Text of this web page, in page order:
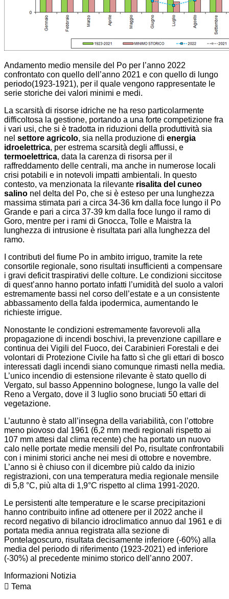
Andamento medio mensile del Po per l’anno 2022
confrontato con quello dell’anno 2021 e con quello di lungo
periodo(1923-1921), per il quale vengono rappresentate le
serie storiche dei valori minimi e medi.
La scarsità di risorse idriche ne ha reso particolarmente
difficoltosa la gestione, portando a una forte competizione fra
i vari usi, che si è tradotta in riduzioni della produttività sia
nel settore agricolo, sia nella produzione di energia
idroelettrica, per estrema scarsità degli afflussi, e
termoelettrica, data la carenza di risorsa per il
raffreddamento delle centrali, ma anche in numerose locali
crisi potabili e in notevoli impatti ambientali. In questo
contesto, va menzionata la rilevante risalita del cuneo
salino nel delta del Po, che si è esteso per una lunghezza
massima stimata pari a circa 34-36 km dalla foce lungo il Po
Grande e pari a circa 37-39 km dalla foce lungo il ramo di
Goro, mentre per i rami di Gnocca, Tolle e Maistra la
lunghezza di intrusione è risultata pari alla lunghezza del
ramo.
I contributi del fiume Po in ambito irriguo, tramite la rete
consortile regionale, sono risultati insufficienti a compensare
i gravi deficit traspirativi delle colture. Le condizioni siccitose
di quest’anno hanno portato infatti l’umidità del suolo a valori
estremamente bassi nel corso dell’estate e a un consistente
abbassamento della falda ipodermica, aumentando le
richieste irrigue.
Nonostante le condizioni estremamente favorevoli alla
propagazione di incendi boschivi, la prevenzione capillare e
continua dei Vigili del Fuoco, dei Carabinieri Forestali e dei
volontari di Protezione Civile ha fatto sì che gli ettari di bosco
interessati dagli incendi siano comunque rimasti nella media.
L’unico incendio di estensione rilevante è stato quello di
Vergato, sul basso Appennino bolognese, lungo la valle del
Reno a Vergato, dove il 3 luglio sono bruciati 50 ettari di
vegetazione.
L’autunno è stato all’insegna della variabilità, con l’ottobre
meno piovoso dal 1961 (6,2 mm medi regionali rispetto ai
107 mm attesi dal clima recente) che ha portato un nuovo
calo nelle portate medie mensili del Po, risultate confrontabili
con i minimi storici anche nei mesi di ottobre e novembre.
L’anno si è chiuso con il dicembre più caldo da inizio
registrazioni, con una temperatura media regionale mensile
di 5,8 °C, più alta di 1,9°C rispetto al clima 1991-2020.
Le persistenti alte temperature e le scarse precipitazioni
hanno contribuito infine ad ottenere per il 2022 anche il
record negativo di bilancio idroclimatico annuo dal 1961 e di
portata media annua registrata alla sezione di
Pontelagoscuro, risultata decisamente inferiore (-60%) alla
media del periodo di riferimento (1923-2021) ed inferiore
(-30%) al precedente minimo storico dell’anno 2007.
Informazioni Notizia
Tema